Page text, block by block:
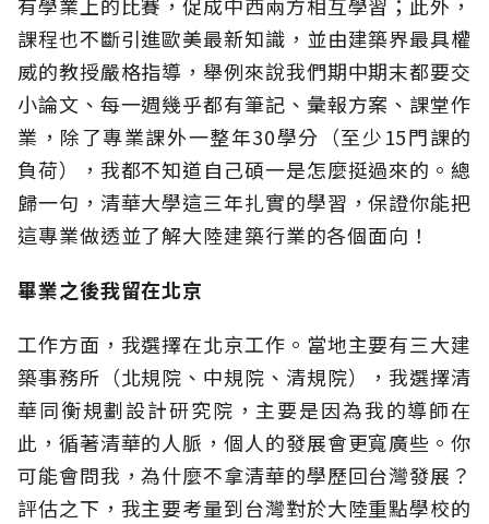
課程也不斷引進歐美最新知識，並由建築界最具權
威的教授嚴格指導，舉例來說我們期中期末都要交
小論文、每一週幾乎都有筆記、彙報方案、課堂作
業，除了專業課外一整年30學分（至少15門課的
負荷），我都不知道自己碩一是怎麼挺過來的。總
歸一句，清華大學這三年扎實的學習，保證你能把
這專業做透並了解大陸建築行業的各個面向！
畢業之後我留在北京
工作方面，我選擇在北京工作。當地主要有三大建
築事務所（北規院、中規院、清規院），我選擇清
華同衡規劃設計研究院，主要是因為我的導師在
此，循著清華的人脈，個人的發展會更寬廣些。你
可能會問我，為什麼不拿清華的學歷回台灣發展？
評估之下，我主要考量到台灣對於大陸重點學校的